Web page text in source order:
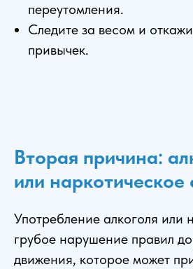
переутомления.
Следите за весом и
привычек.
Вторая причина:
или наркотическое
Употребление алкоголя или
грубое нарушение правил
движения, которое может